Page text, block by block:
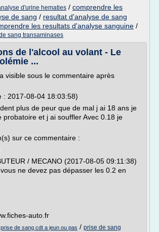
d'urine hematies / comprendre les
de sang / resultat d'analyse de sang
les resultats d'analyse sanguine /
sang transaminases
de l'alcool au volant - Le
...
visible sous le commentaire après
: 2017-08-04 18:03:58)
plus de peur que de mal j ai 18 ans je
probatoire et j ai souffler Avec 0.18 je
sur ce commentaire :
/ MECANO (2017-08-05 09:11:38)
ne devez pas dépasser les 0.2 en
auto.fr
prise de sang cdt a jeun ou pas / prise de sang